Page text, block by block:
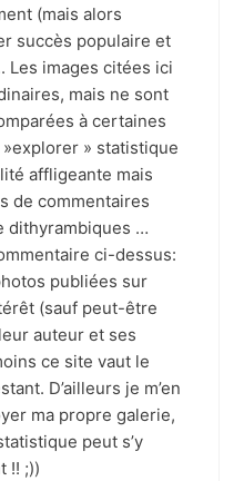
(mais alors
succès populaire et
Les images citées ici
mais ne sont
à certaines
» statistique
affligeante mais
de commentaires
dithyrambiques …
ci-dessus:
publiées sur
(sauf peut-être
auteur et ses
ce site vaut le
D’ailleurs je m’en
ma propre galerie,
peut s’y
!! ;))